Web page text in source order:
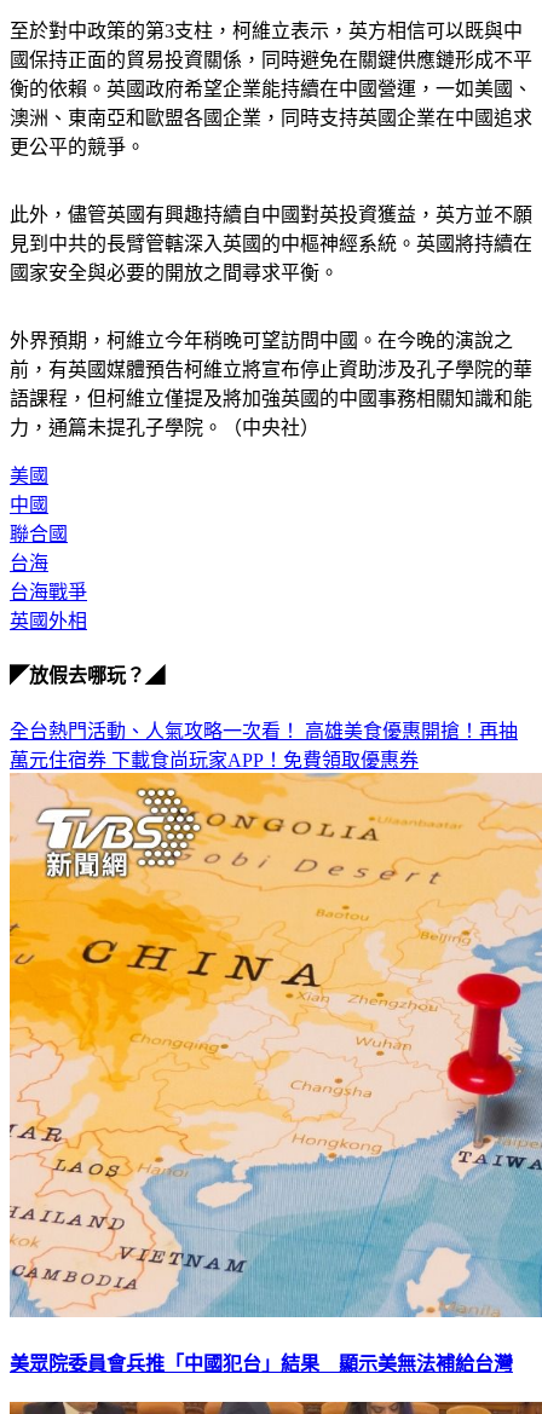
至於對中政策的第3支柱，柯維立表示，英方相信可以既與中
國保持正面的貿易投資關係，同時避免在關鍵供應鏈形成不平
衡的依賴。英國政府希望企業能持續在中國營運，一如美國、
澳洲、東南亞和歐盟各國企業，同時支持英國企業在中國追求
更公平的競爭。
此外，儘管英國有興趣持續自中國對英投資獲益，英方並不願
見到中共的長臂管轄深入英國的中樞神經系統。英國將持續在
國家安全與必要的開放之間尋求平衡。
外界預期，柯維立今年稍晚可望訪問中國。在今晚的演說之
前，有英國媒體預告柯維立將宣布停止資助涉及孔子學院的華
語課程，但柯維立僅提及將加強英國的中國事務相關知識和能
力，通篇未提孔子學院。（中央社）
美國
中國
聯合國
台海
台海戰爭
英國外相
◤放假去哪玩？◢
全台熱門活動、人氣攻略一次看！ 高雄美食優惠開搶！再抽
萬元住宿券 下載食尚玩家APP！免費領取優惠券
美眾院委員會兵推「中國犯台」結果 顯示美無法補給台灣